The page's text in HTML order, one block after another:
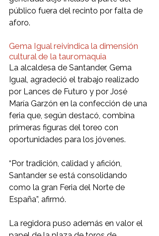
público fuera del recinto por falta de
aforo.
Gema Igual reivindica la dimensión
cultural de la tauromaquia
La alcaldesa de Santander, Gema
Igual, agradeció el trabajo realizado
por Lances de Futuro y por José
María Garzón en la confección de una
feria que, según destacó, combina
primeras figuras del toreo con
oportunidades para los jóvenes.
“Por tradición, calidad y afición,
Santander se está consolidando
como la gran Feria del Norte de
España”, afirmó.
La regidora puso además en valor el